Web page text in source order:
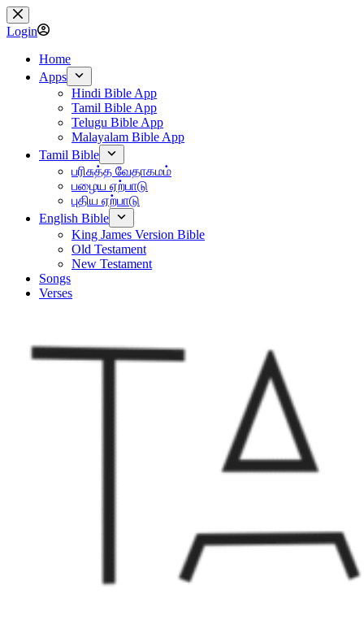
Skip
to
content
Login
Home
Apps
Hindi Bible App
Tamil Bible App
Telugu Bible App
Malayalam Bible App
Tamil Bible
பரிசுத்த வேதாகமம்
பழைய ஏற்பாடு
புதிய ஏற்பாடு
English Bible
King James Version Bible
Old Testament
New Testament
Songs
Verses